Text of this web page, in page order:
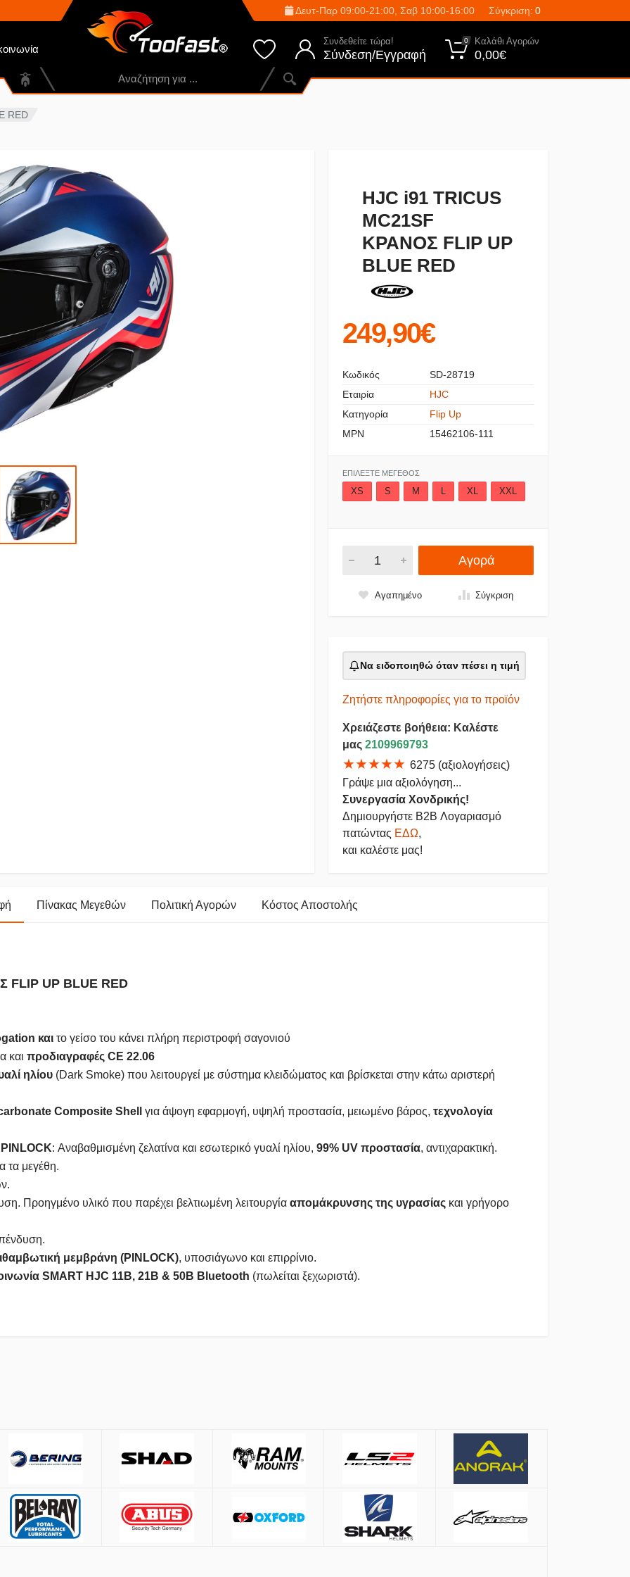
Δευτ-Παρ 09:00-21:00, Σαβ 10:00-16:00 Σύγκριση: 0
Συνδεθείτε τώρα!
Σύνδεση/Εγγραφή
0 Καλάθι Αγορών
0,00€
RED
HJC i91 TRICUS
MC21SF
ΚΡΑΝΟΣ FLIP UP
BLUE RED
249,90€
Κωδικός
SD-28719
Εταιρία
HJC
Κατηγορία
Flip Up
MPN
15462106-111
ΕΠΙΛΈΞΤΕ ΜΈΓΕΘΟΣ
XS S M L XL XXL
Αγορά
Αγαπημένο Σύγκριση
Να ειδοποιηθώ όταν πέσει η τιμή
Ζητήστε πληροφορίες για το προϊόν
Χρειάζεστε βοήθεια: Καλέστε
μας 2109969793
★★★★★ 6275 (αξιολογήσεις)
Γράψε μια αξιολόγηση...
Συνεργασία Χονδρικής!
Δημιουργήστε B2B Λογαριασμό
πατώντας ΕΔΩ,
και καλέστε μας!
Πίνακας Μεγεθών Πολιτική Αγορών Κόστος Αποστολής
FLIP UP BLUE RED
και το γείσο του κάνει πλήρη περιστροφή σαγονιού
και προδιαγραφές CE 22.06
ηλίου (Dark Smoke) που λειτουργεί με σύστημα κλειδώματος και βρίσκεται στην κάτω αριστερή
Composite Shell για άψογη εφαρμογή, υψηλή προστασία, μειωμένο βάρος, τεχνολογία
: Αναβαθμισμένη ζελατίνα και εσωτερικό γυαλί ηλίου, 99% UV προστασία, αντιχαρακτική.
τα μεγέθη.
Προηγμένο υλικό που παρέχει βελτιωμένη λειτουργία απομάκρυνσης της υγρασίας και γρήγορο
μεμβράνη (PINLOCK), υποσιάγωνο και επιρρίνιο.
SMART HJC 11B, 21B & 50B Bluetooth (πωλείται ξεχωριστά).
ACS